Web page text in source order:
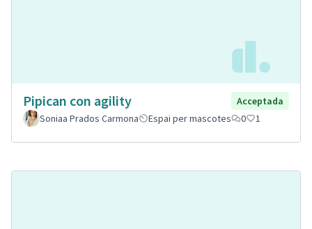
Pipican con agility
Acceptada
Soniaa Prados Carmona
Espai per mascotes 0 1